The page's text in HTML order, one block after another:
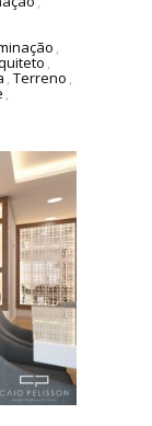
,
,
, Terreno ,
,